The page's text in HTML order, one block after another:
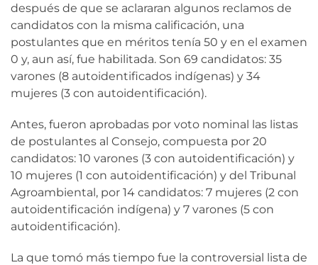
después de que se aclararan algunos reclamos de
candidatos con la misma calificación, una
postulantes que en méritos tenía 50 y en el examen
0 y, aun así, fue habilitada. Son 69 candidatos: 35
varones (8 autoidentificados indígenas) y 34
mujeres (3 con autoidentificación).
Antes, fueron aprobadas por voto nominal las listas
de postulantes al Consejo, compuesta por 20
candidatos: 10 varones (3 con autoidentificación) y
10 mujeres (1 con autoidentificación) y del Tribunal
Agroambiental, por 14 candidatos: 7 mujeres (2 con
autoidentificación indígena) y 7 varones (5 con
autoidentificación).
La que tomó más tiempo fue la controversial lista de